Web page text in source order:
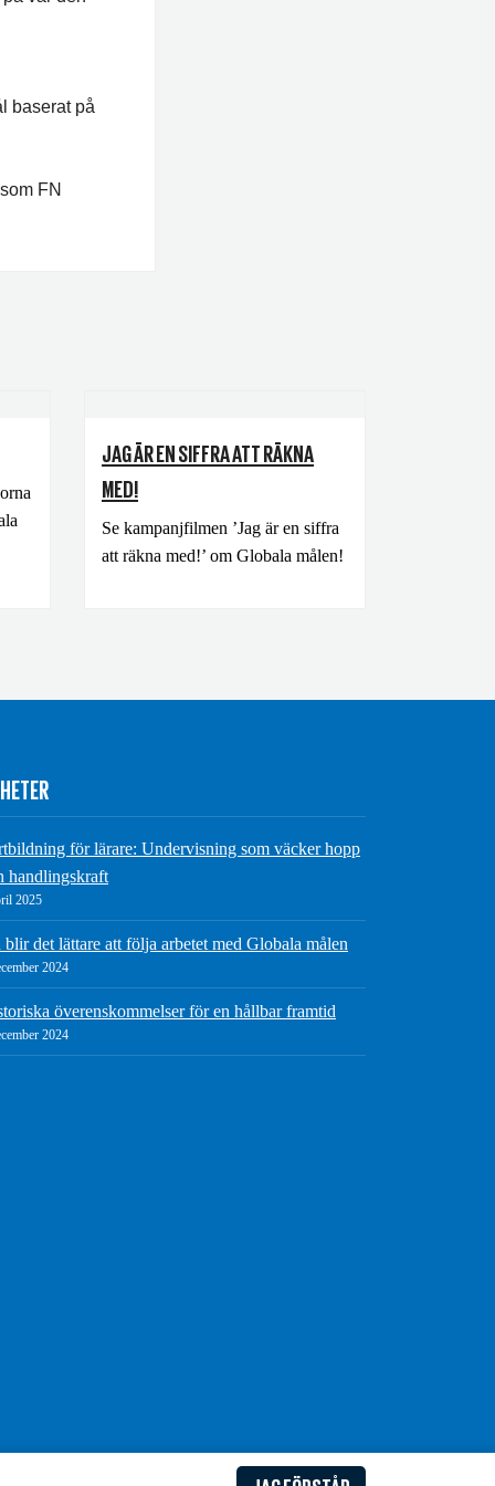
baserat på
FN
JAG ÄR EN SIFFRA ATT RÄKNA
MED!
Se kampanjfilmen ’Jag är en siffra
att räkna med!’ om Globala målen!
för lärare: Undervisning som väcker hopp
handlingskraft
2025
blir det lättare att följa arbetet med Globala målen
2024
överenskommelser för en hållbar framtid
2024